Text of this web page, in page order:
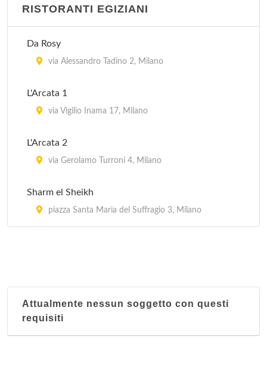
RISTORANTI EGIZIANI
Da Rosy
via Alessandro Tadino 2, Milano
L'Arcata 1
via Vigilio Inama 17, Milano
L'Arcata 2
via Gerolamo Turroni 4, Milano
Sharm el Sheikh
piazza Santa Maria del Suffragio 3, Milano
Attualmente nessun soggetto con questi
requisiti